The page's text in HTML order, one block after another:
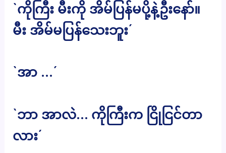
`ကိုကြီး မီးကို အိမ်ပြန်မပို့နဲ့ဦးနော်။
မီး အိမ်မပြန်သေးဘူး´
`အာ …´
`ဘာ အာလဲ… ကိုကြီးက ငြိုငြင်တာ
လား´